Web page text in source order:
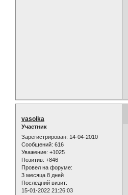
vasolka
Участник
Зарегистрирован: 14-04-2010
Сообщений: 616
Уважение: +1025
Позитив: +846
Провел на форуме:
3 месяца 8 дней
Последний визит:
15-01-2022 21:26:03